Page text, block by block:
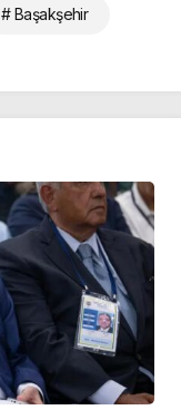
# Başakşehir